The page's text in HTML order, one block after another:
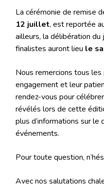
La cérémonie de remise
12 juillet, est reportée
ailleurs, la délibération du
finalistes auront lieu le
Nous remercions tous
engagement et leur
rendez-vous pour
révélés lors de cette
plus d’informations sur le
événements.
Pour toute question,
Avec nos salutations